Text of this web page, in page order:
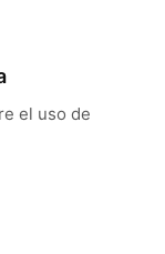
el uso de